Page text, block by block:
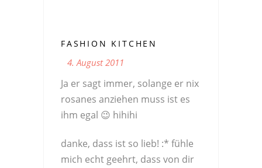
FASHION KITCHEN
4. August 2011
Ja er sagt immer, solange er nix
rosanes anziehen muss ist es
ihm egal 😉 hihihi
danke, dass ist so lieb! :* fühle
mich echt geehrt, dass von dir